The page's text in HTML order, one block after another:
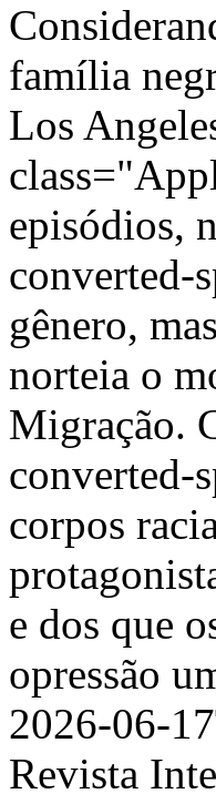
família
Los
episódios,
converted-
gênero,
norteia o
Migração.
converted-
corpos
e dos que
opressão
2026-06-
Revista